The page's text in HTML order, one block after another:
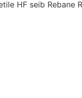
HF seib Rebane